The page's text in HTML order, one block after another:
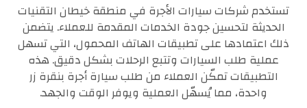
تستخدم شركات سيارات الأجرة في منطقة خيطان التقنيات
الحديثة لتحسين جودة الخدمات المقدمة للعملاء. يتضمن
ذلك اعتمادها على تطبيقات الهاتف المحمول، التي تسهل
عملية طلب السيارات وتتبع الرحلات بشكل دقيق. هذه
التطبيقات تمكّن العملاء من طلب سيارة أجرة بنقرة زر
واحدة، مما يُسهّل العملية ويوفر الوقت والجهد.